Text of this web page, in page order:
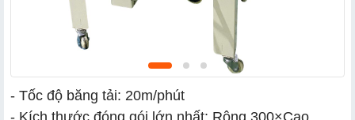
- Tốc độ băng tải: 20m/phút
- Kích thước đóng gói lớn nhất: Rộng 300×Cao